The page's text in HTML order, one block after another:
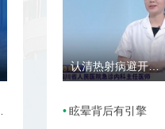
认清热射病避开夏日致命陷阱
眩晕背后有引擎